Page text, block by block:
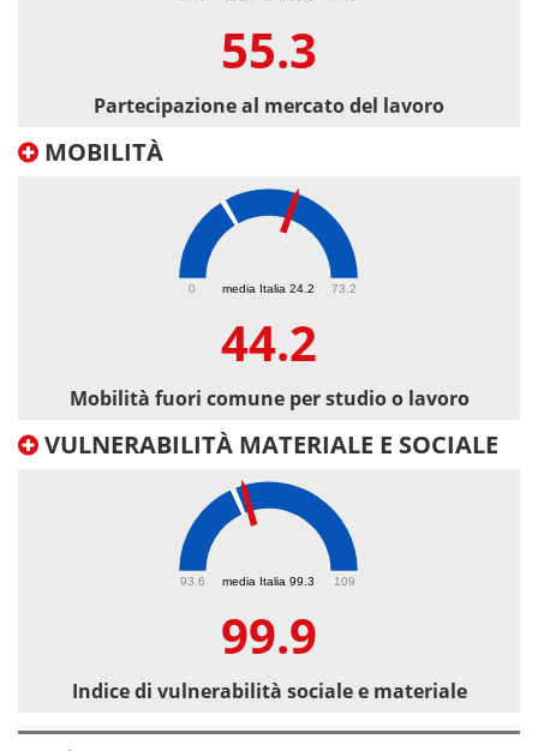
55.3
Partecipazione al mercato del lavoro
MOBILITÀ
media Italia 24.2
0 73.2
44.2
Mobilità fuori comune per studio o lavoro
VULNERABILITÀ MATERIALE E SOCIALE
media Italia 99.3
93.6 109
99.9
Indice di vulnerabilità sociale e materiale